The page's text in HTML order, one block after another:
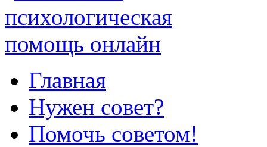
Главная
Нужен совет?
Помочь советом!